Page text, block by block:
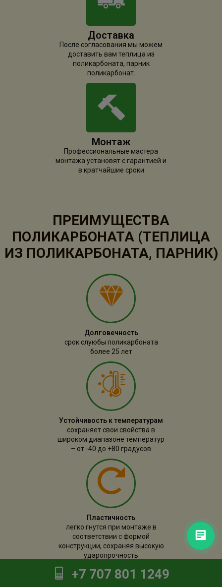
+7 707 801 1249
Доставка
После согласования мы можем
доставить вам теплица из
поликарбоната, парник
поликарбонат.
Монтаж
Профессиональные мастера
монтажа установят с гарантией и
в кратчайшие сроки
ПРЕИМУЩЕСТВА
ПОЛИКАРБОНАТА (ТЕПЛИЦА
ИЗ ПОЛИКАРБОНАТА, ПАРНИК)
Долговечность
срок слуюбы поликарбоната
более 25 лет
Устойчивость к температурам
сохраняет свои свойства в
широком диапазоне температур
– от -40 до +80 градусов
Пластичность
легко гнутся при монтаже в
соответствии с формой
конструкции, сохраняя высокую
ударопрочность